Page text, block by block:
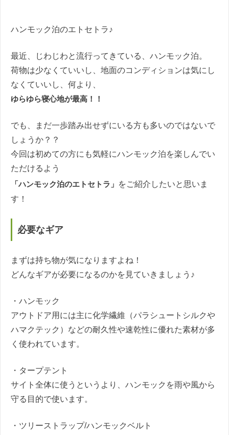
ハンモック泊のエトセトラ♪
最近、じわじわと流行ってきている、ハンモック泊。
荷物は少なくていいし、地面のコンディションは気にし
なくていいし、何より、
ゆらゆら寝心地が最高！！
でも、まだ一歩踏み出せずにいる方も多いのではないで
しょうか？？
今回は初めての方にも気軽にハンモック泊を楽しんでい
ただけるよう
「ハンモック泊のエトセトラ」 をご紹介したいと思いま
す！
必要なギア
まずは持ち物が気になりますよね！
どんなギアが必要になるのかを見ていきましょう♪
・ハンモック
アウトドア用には主に化学繊維（パラシュートシルクや
ハマクテック）などの耐久性や速乾性に優れた素材が多
く使われています。
・タープテント
サイト全体に使うというより、ハンモックを雨や風から
守る目的で使います。
・ツリーストラップ/ハンモックベルト